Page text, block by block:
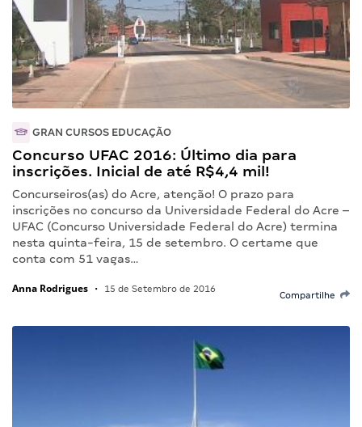
GRAN CURSOS EDUCAÇÃO
Concurso UFAC 2016: Último dia para
inscrições. Inicial de até R$4,4 mil!
Concurseiros(as) do Acre, atenção! O prazo para
inscrições no concurso da Universidade Federal do Acre –
UFAC (Concurso Universidade Federal do Acre) termina
nesta quinta-feira, 15 de setembro. O certame que
conta com 51 vagas…
Anna Rodrigues • 15 de Setembro de 2016
Compartilhe